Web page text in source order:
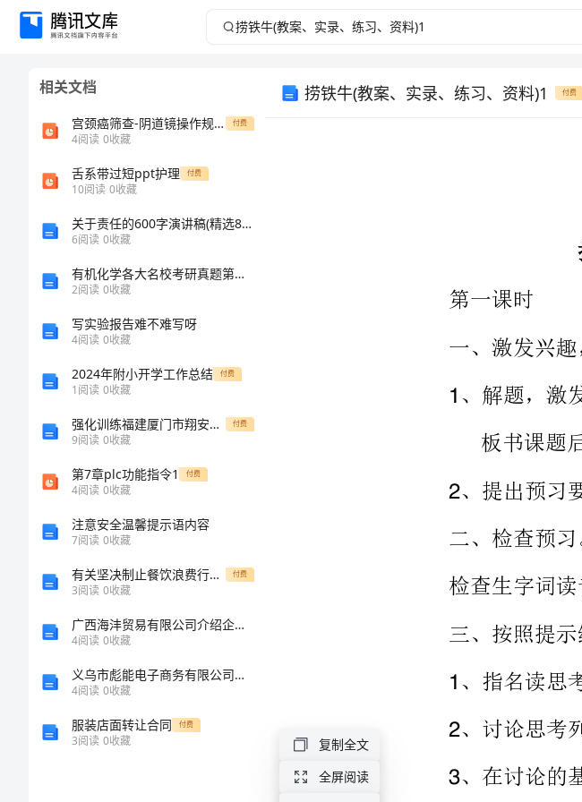
捞
案、
录、
习、
料)1
案、
习、
相关文档
宫颈癌筛查-阴道镜操作规范 付费
4阅读 0收藏
舌系带过短ppt护理 付费
10阅读 0收藏
关于责任的600字演讲稿(精选8篇)
6阅读 0收藏
有机化学各大名校考研真题第八章 立体化学
2阅读 0收藏
写实验报告难不难写呀
4阅读 0收藏
2024年附小开学工作总结 付费
1阅读 0收藏
强化训练福建厦门市翔安第一中学物理八年级下册期末考试同步练习试题（详解） 付费
9阅读 0收藏
第7章plc功能指令1 付费
4阅读 0收藏
注意安全温馨提示语内容
7阅读 0收藏
有关坚决制止餐饮浪费行为作 付费
3阅读 0收藏
广西海沣贸易有限公司介绍企业发展分析报告
4阅读 0收藏
义乌市彪能电子商务有限公司介绍企业发展分析报告
4阅读 0收藏
服装店面转让合同 付费
3阅读 0收藏
捞铁牛(教案、实录、练习、资料)1 付费
、解题，激发兴趣。
、提出预习要求。
三、按照提示给课文分段。
12、指名读思考练习。
四、深入理解课文内容。
复制全文
全屏阅读